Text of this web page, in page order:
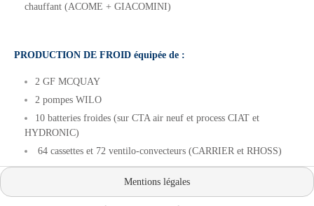
chauffant (ACOME + GIACOMINI)
PRODUCTION DE FROID équipée de :
2 GF MCQUAY
2 pompes WILO
10 batteries froides (sur CTA air neuf et process CIAT et
HYDRONIC)
64 cassettes et 72 ventilo-convecteurs (CARRIER et RHOSS)
Mentions légales